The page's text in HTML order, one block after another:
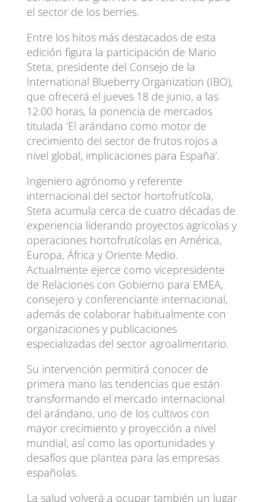
el sector de los berries.
Entre los hitos más destacados de esta
edición figura la participación de Mario
Steta, presidente del Consejo de la
International Blueberry Organization (IBO),
que ofrecerá el jueves 18 de junio, a las
12.00 horas, la ponencia de mercados
titulada ‘El arándano como motor de
crecimiento del sector de frutos rojos a
nivel global, implicaciones para España’.
Ingeniero agrónomo y referente
internacional del sector hortofrutícola,
Steta acumula cerca de cuatro décadas de
experiencia liderando proyectos agrícolas y
operaciones hortofrutícolas en América,
Europa, África y Oriente Medio.
Actualmente ejerce como vicepresidente
de Relaciones con Gobierno para EMEA,
consejero y conferenciante internacional,
además de colaborar habitualmente con
organizaciones y publicaciones
especializadas del sector agroalimentario.
Su intervención permitirá conocer de
primera mano las tendencias que están
transformando el mercado internacional
del arándano, uno de los cultivos con
mayor crecimiento y proyección a nivel
mundial, así como las oportunidades y
desafíos que plantea para las empresas
españolas.
La salud volverá a ocupar también un lugar